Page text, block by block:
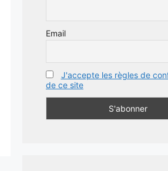
Email
J'accepte les règles de
de ce site